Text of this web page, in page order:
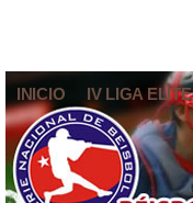
INICIO IV LIGA ELITE